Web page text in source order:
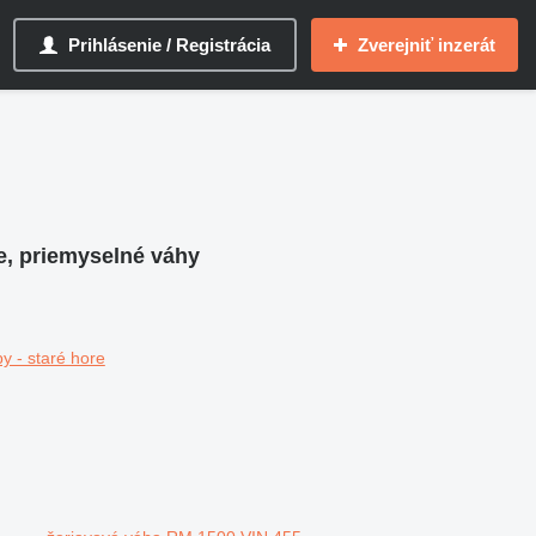
Prihlásenie / Registrácia Zverejniť inzerát
priemyselné váhy
- staré hore